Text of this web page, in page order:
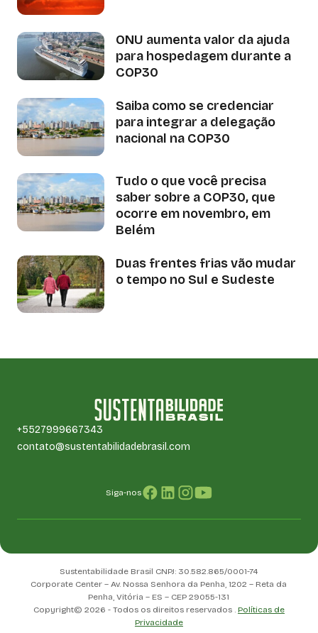
ONU aumenta valor da ajuda
para hospedagem durante a
COP30
Saiba como se credenciar
para integrar a delegação
nacional na COP30
Tudo o que você precisa
saber sobre a COP30, que
ocorre em novembro, em
Belém
Duas frentes frias vão mudar
o tempo no Sul e Sudeste
+5527999667343
contato@sustentabilidadebrasil.com
Siga-nos
Sustentabilidade Brasil CNPJ: 30.582.865/0001-74
Corporate Center – Av. Nossa Senhora da Penha, 1202 – Reta da
Penha, Vitória – ES – CEP 29055-131
Copyright© 2026 - Todos os direitos reservados . Políticas de
Privacidade